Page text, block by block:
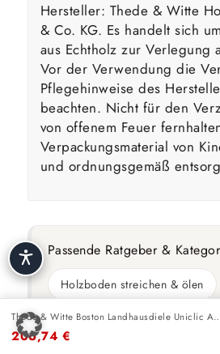
Hersteller: Thede & Witte
& Co. KG. Es handelt sich
aus Echtholz zur Verlegung
Vor der Verwendung die
Pflegehinweise des
beachten. Nicht für den
von offenem Feuer
Verpackungsmaterial von
und ordnungsgemäß
Passende Ratgeber &
Holzboden streichen & ölen
Thede & Witte Boston
206,74 €
🏠
Start
🛍️ 🔍